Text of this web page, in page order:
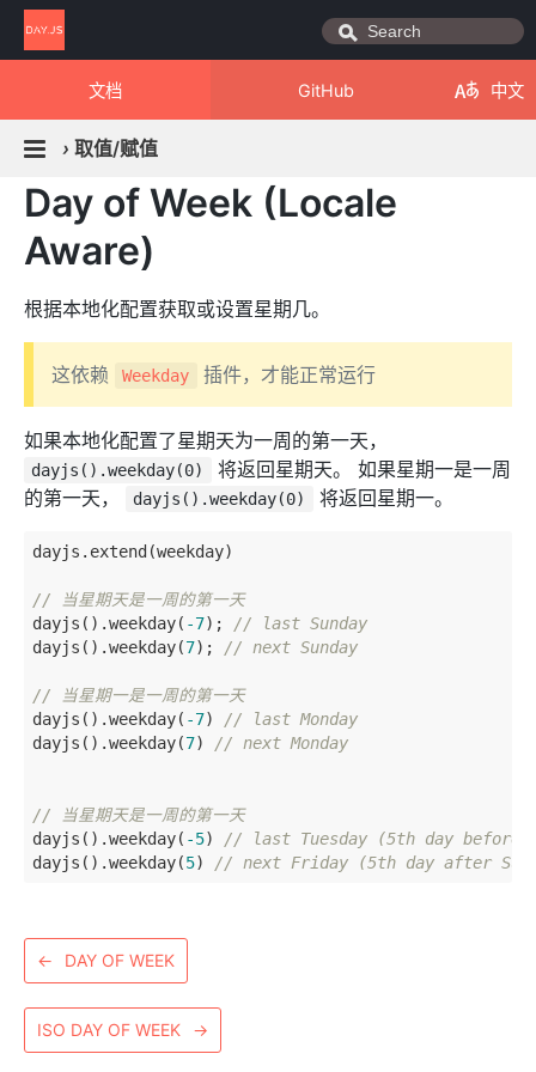
文档 GitHub 中文
› 取值/赋值
Day of Week (Locale
Aware)
根据本地化配置获取或设置星期几。
这依赖 Weekday 插件，才能正常运行
如果本地化配置了星期天为一周的第一天，
dayjs().weekday(0)
将返回星期天。 如果星期一是一周
的第一天，
dayjs().weekday(0) 将返回星期一。
dayjs.extend(weekday)
// 当星期天是一周的第一天
dayjs().weekday( -7);
// last Sunday
dayjs().weekday(7); // next Sunday
// 当星期一是一周的第一天
dayjs().weekday( -7)
// last Monday
dayjs().weekday(7) // next Monday
// 当星期天是一周的第一天
dayjs().weekday( -5)
// last Tuesday (5th day before
dayjs().weekday(5) // next Friday (5th day after
← DAY OF WEEK
ISO DAY OF WEEK →